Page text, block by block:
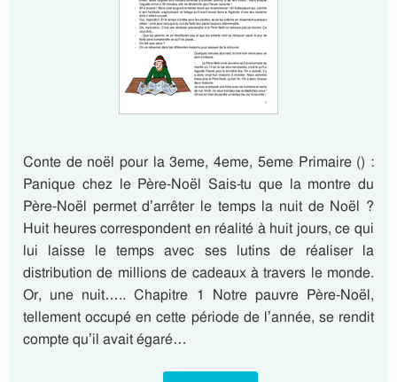
Conte de noël pour la 3eme, 4eme, 5eme Primaire () :
Panique chez le Père-Noël Sais-tu que la montre du
Père-Noël permet d’arrêter le temps la nuit de Noël ?
Huit heures correspondent en réalité à huit jours, ce qui
lui laisse le temps avec ses lutins de réaliser la
distribution de millions de cadeaux à travers le monde.
Or, une nuit….. Chapitre 1 Notre pauvre Père-Noël,
tellement occupé en cette période de l’année, se rendit
compte qu’il avait égaré…